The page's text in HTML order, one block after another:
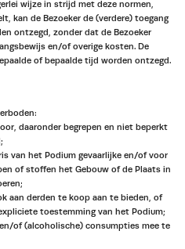
wijze in strijd met deze normen,
kan de Bezoeker de (verdere) toegang
ontzegd, zonder dat de Bezoeker
en/of overige kosten. De
of bepaalde tijd worden ontzegd.
daaronder begrepen en niet beperkt
van het Podium gevaarlijke en/of voor
of stoffen het Gebouw of de Plaats in
aan derden te koop aan te bieden, of
toestemming van het Podium;
of (alcoholische) consumpties mee te